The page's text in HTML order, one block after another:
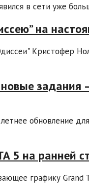
в сети уже
на
Кристофер
задания
обновление
5 на ранней
графику